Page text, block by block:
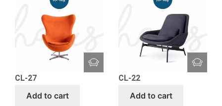
CL-27
Add to cart
CL-22
Add to cart